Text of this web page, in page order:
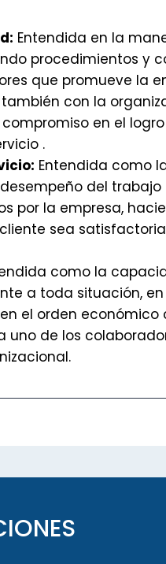
Entendida en la
procedimientos y
que promueve la
con la
en el
.
Entendida como
del trabajo
por la empresa,
sea
como la
a toda situación,
el orden económico
uno de los